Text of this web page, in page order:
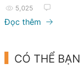
5,025
Đọc thêm
CÓ THỂ